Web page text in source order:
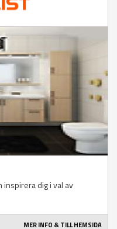
dig i val av
MER INFO & TILL HEMSIDA